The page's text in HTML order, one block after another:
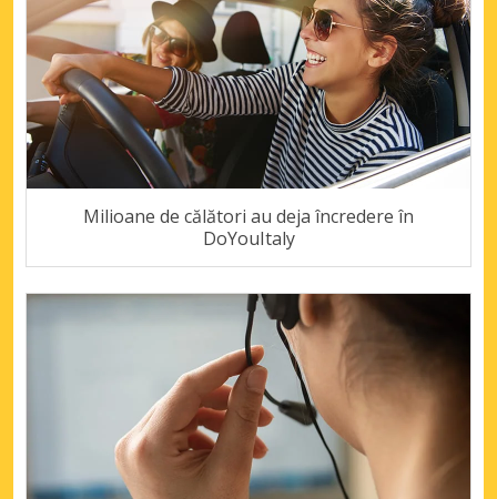
Milioane de călători au deja încredere în
DoYouItaly